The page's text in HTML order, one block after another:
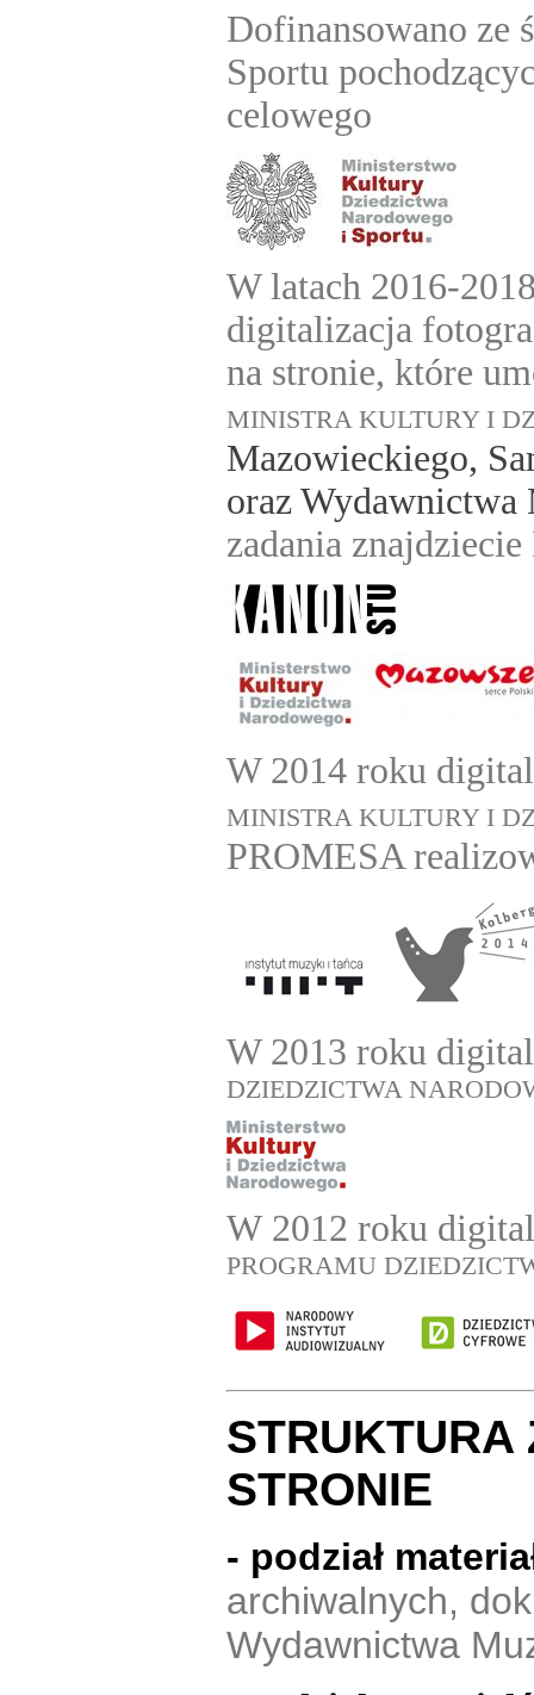
Dofinansowano ze
Sportu
celowego
W latach 2016-
digitalizacja
na stronie, które
MINISTRA KULTURY I
Mazowieckiego,
oraz
zadania
W 2014 roku
MINISTRA KULTURY I
PROMESA
W 2013 roku
DZIEDZICTWA
W 2012 roku
PROGRAMU
STRUKTURA
STRONIE
- podział
archiwalnych,
Wydawnictwa